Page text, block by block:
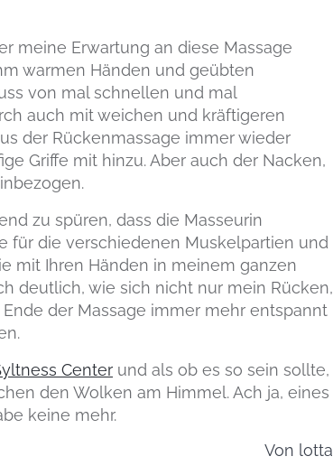
meine Erwartung an diese Massage
warmen Händen und geübten
von mal schnellen und mal
auch mit weichen und kräftigeren
der Rückenmassage immer wieder
Griffe mit hinzu. Aber auch der Nacken,
zu spüren, dass die Masseurin
für die verschiedenen Muskelpartien und
mit Ihren Händen in meinem ganzen
deutlich, wie sich nicht nur mein Rücken,
der Massage immer mehr entspannt
Center und als ob es so sein sollte,
den Wolken am Himmel. Ach ja, eines
keine mehr.
Von lotta